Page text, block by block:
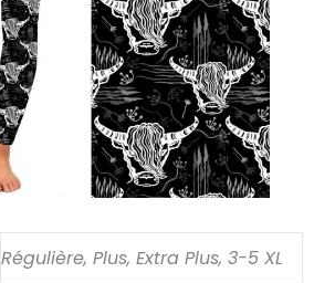
Régulière, Plus, Extra Plus, 3-5 XL